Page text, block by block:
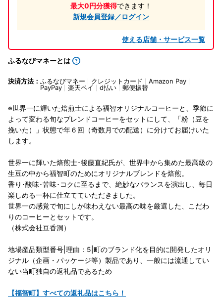
最大0円分獲得できます！
新規会員登録／ログイン
使える店舗・サービス一覧
ふるなびマネーとは
決済方法： ふるなびマネー クレジットカード
Amazon Pay
PayPay
楽天ペイ d払い 郵便振替
※世界一に輝いた焙煎士による福智オリジナルコーヒーと、季節に
よって変わる旬なブレンドコーヒーをセットにして、「粉（豆を
挽いた）」状態で年６回（奇数月での配送）に分けてお届けいた
します。
世界一に輝いた焙煎士･後藤直紀氏が、世界中から集めた最高級の
生豆の中から福智町のためにオリジナルブレンドを焙煎。
香り･酸味･苦味･コクに至るまで、絶妙なバランスを演出し、毎日
楽しめる一杯に仕立てていただきました。
世界一の感覚で旬にしか味わえない最高の味を厳選した、こだわ
りのコーヒーとセットです。
（株式会社豆香洞）
地場産品類型番号|理由：5|町のブランド化を目的に開発したオリ
ジナル（企画・パッケージ等）製品であり、一般には流通してい
ない当町独自の返礼品であるため
【福智町】すべての返礼品はこちら！